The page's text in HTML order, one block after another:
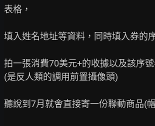
表格，
填入姓名地址等資料，同時填入券的
拍一張消費70美元+的收據以及該序號
(是反人類的調用前置攝像頭)
聽說到7月就會直接寄一份聯動商品(